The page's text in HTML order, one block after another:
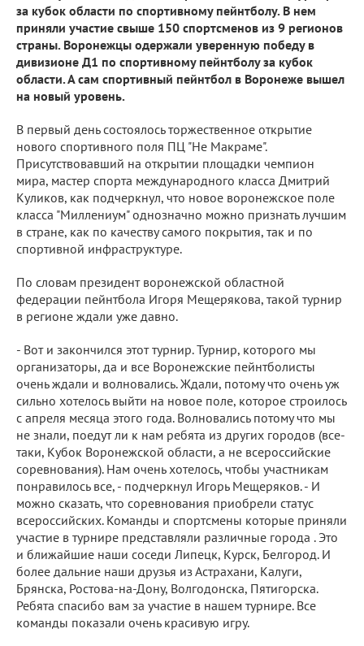
за кубок области по спортивному пейнтболу. В нем
приняли участие свыше 150 спортсменов из 9 регионов
страны. Воронежцы одержали уверенную победу в
дивизионе Д1 по спортивному пейнтболу за кубок
области. А сам спортивный пейнтбол в Воронеже вышел
на новый уровень.
В первый день состоялось торжественное открытие
нового спортивного поля ПЦ "Не Макраме".
Присутствовавший на открытии площадки чемпион
мира, мастер спорта международного класса Дмитрий
Куликов, как подчеркнул, что новое воронежское поле
класса "Миллениум" однозначно можно признать лучшим
в стране, как по качеству самого покрытия, так и по
спортивной инфраструктуре.
По словам президент воронежской областной
федерации пейнтбола Игоря Мещерякова, такой турнир
в регионе ждали уже давно.
- Вот и закончился этот турнир. Турнир, которого мы
организаторы, да и все Воронежские пейнтболисты
очень ждали и волновались. Ждали, потому что очень уж
сильно хотелось выйти на новое поле, которое строилось
с апреля месяца этого года. Волновались потому что мы
не знали, поедут ли к нам ребята из других городов (все-
таки, Кубок Воронежской области, а не всероссийские
соревнования). Нам очень хотелось, чтобы участникам
понравилось все, - подчеркнул Игорь Мещеряков. - И
можно сказать, что соревнования приобрели статус
всероссийских. Команды и спортсмены которые приняли
участие в турнире представляли различные города . Это
и ближайшие наши соседи Липецк, Курск, Белгород. И
более дальние наши друзья из Астрахани, Калуги,
Брянска, Ростова-на-Дону, Волгодонска, Пятигорска.
Ребята спасибо вам за участие в нашем турнире. Все
команды показали очень красивую игру.